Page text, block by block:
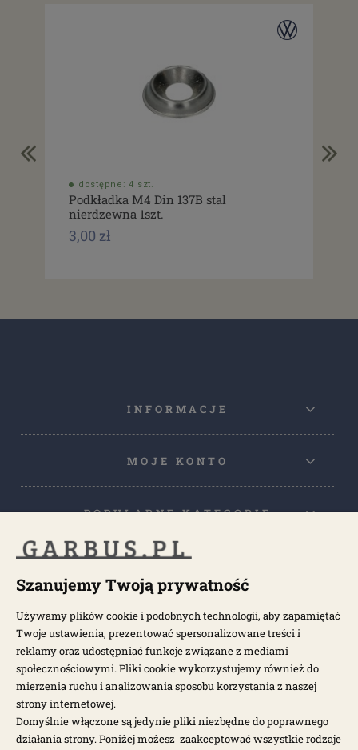
dostępne: 4 szt.
Podkładka M4 Din 137B stal
nierdzewna 1szt.
3,00 zł
INFORMACJE
MOJE KONTO
POPULARNE KATEGORIE
NEWSLETTER
Otrzymuj najnowsze wiadomości i oferty bezpośrednio na swoją
pocztę.
ZAPISZ SIĘ >
Szanujemy Twoją prywatność
Używamy plików cookie i podobnych technologii, aby zapamiętać
Twoje ustawienia, prezentować spersonalizowane treści i
reklamy oraz udostępniać funkcje związane z mediami
społecznościowymi. Pliki cookie wykorzystujemy również do
mierzenia ruchu i analizowania sposobu korzystania z naszej
strony internetowej.
Domyślnie włączone są jedynie pliki niezbędne do poprawnego
działania strony. Poniżej możesz zaakceptować wszystkie rodzaje